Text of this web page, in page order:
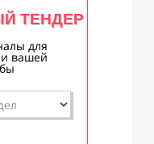
ТЕНДЕР
для
вашей